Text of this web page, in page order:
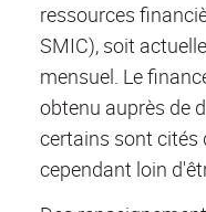
ressources
SMIC), soit
mensuel. Le
obtenu auprès de
certains sont cités
cependant loin